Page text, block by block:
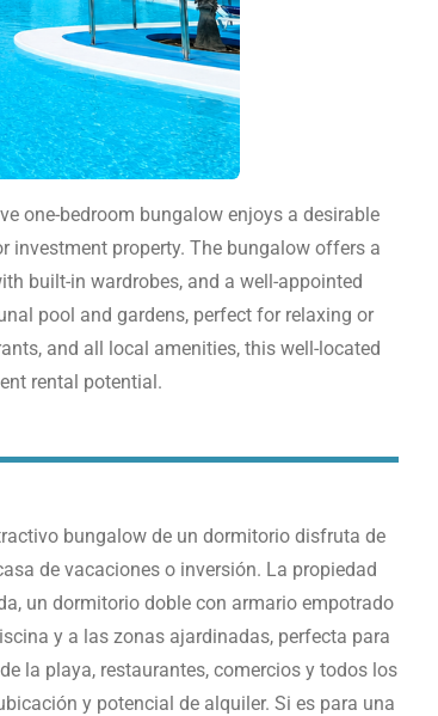
one-bedroom bungalow enjoys a desirable
investment property. The bungalow offers a
built-in wardrobes, and a well-appointed
pool and gardens, perfect for relaxing or
and all local amenities, this well-located
rental potential.
bungalow de un dormitorio disfruta de
de vacaciones o inversión. La propiedad
un dormitorio doble con armario empotrado
y a las zonas ajardinadas, perfecta para
la playa, restaurantes, comercios y todos los
y potencial de alquiler. Si es para una